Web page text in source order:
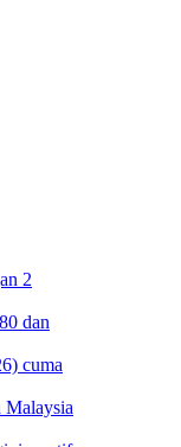
2
dan
cuma
Malaysia